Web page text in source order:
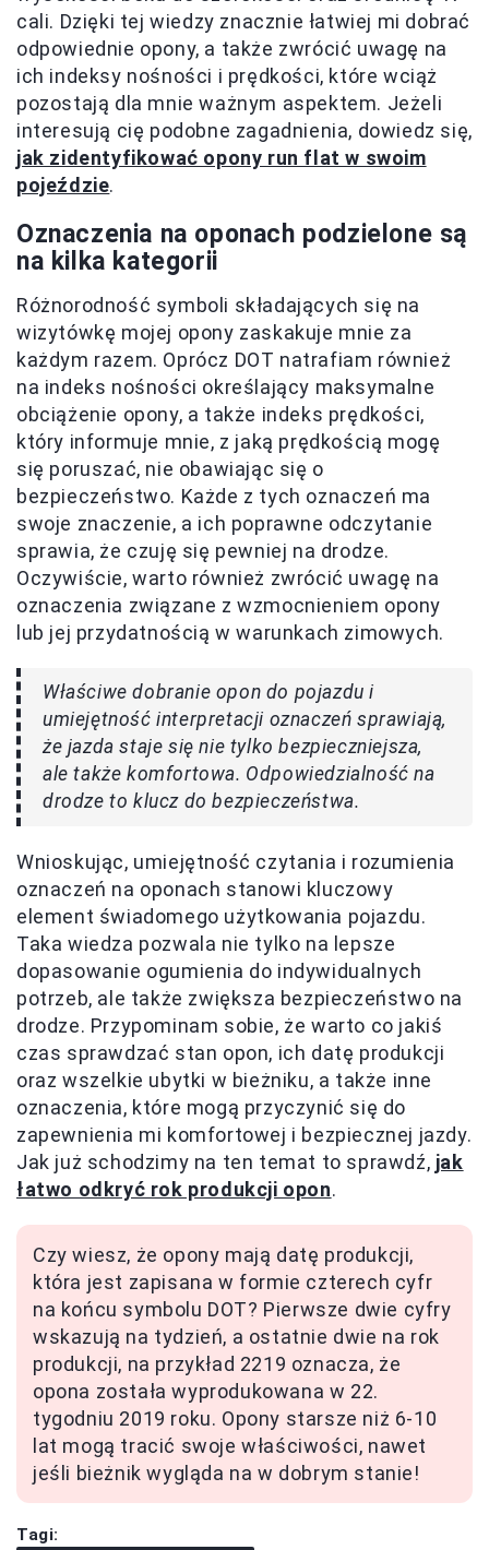
cali. Dzięki tej wiedzy znacznie łatwiej mi dobrać
odpowiednie opony, a także zwrócić uwagę na
ich indeksy nośności i prędkości, które wciąż
pozostają dla mnie ważnym aspektem. Jeżeli
interesują cię podobne zagadnienia, dowiedz się,
jak zidentyfikować opony run flat w swoim
pojeździe.
Oznaczenia na oponach podzielone są
na kilka kategorii
Różnorodność symboli składających się na
wizytówkę mojej opony zaskakuje mnie za
każdym razem. Oprócz DOT natrafiam również
na indeks nośności określający maksymalne
obciążenie opony, a także indeks prędkości,
który informuje mnie, z jaką prędkością mogę
się poruszać, nie obawiając się o
bezpieczeństwo. Każde z tych oznaczeń ma
swoje znaczenie, a ich poprawne odczytanie
sprawia, że czuję się pewniej na drodze.
Oczywiście, warto również zwrócić uwagę na
oznaczenia związane z wzmocnieniem opony
lub jej przydatnością w warunkach zimowych.
Właściwe dobranie opon do pojazdu i
umiejętność interpretacji oznaczeń sprawiają,
że jazda staje się nie tylko bezpieczniejsza,
ale także komfortowa. Odpowiedzialność na
drodze to klucz do bezpieczeństwa.
Wnioskując, umiejętność czytania i rozumienia
oznaczeń na oponach stanowi kluczowy
element świadomego użytkowania pojazdu.
Taka wiedza pozwala nie tylko na lepsze
dopasowanie ogumienia do indywidualnych
potrzeb, ale także zwiększa bezpieczeństwo na
drodze. Przypominam sobie, że warto co jakiś
czas sprawdzać stan opon, ich datę produkcji
oraz wszelkie ubytki w bieżniku, a także inne
oznaczenia, które mogą przyczynić się do
zapewnienia mi komfortowej i bezpiecznej jazdy.
Jak już schodzimy na ten temat to sprawdź, jak
łatwo odkryć rok produkcji opon.
Czy wiesz, że opony mają datę produkcji,
która jest zapisana w formie czterech cyfr
na końcu symbolu DOT? Pierwsze dwie cyfry
wskazują na tydzień, a ostatnie dwie na rok
produkcji, na przykład 2219 oznacza, że
opona została wyprodukowana w 22.
tygodniu 2019 roku. Opony starsze niż 6-10
lat mogą tracić swoje właściwości, nawet
jeśli bieżnik wygląda na w dobrym stanie!
Tagi: